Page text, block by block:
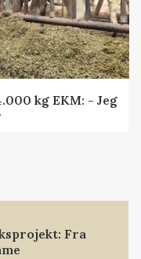
kg EKM: - Jeg
Fra